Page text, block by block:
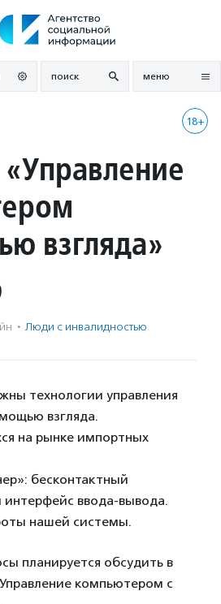
поиск меню
18+
взгляда»
· Люди с инвалидностью
технологии управления
взгляда.
на рынке импортных
бесконтактный
интерфейс ввода-вывода.
нашей системы.
планируется обсудить в
компьютером с